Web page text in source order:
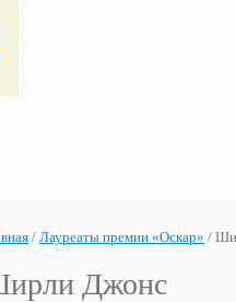
/ Лауреаты премии «Оскар» /
Джонс